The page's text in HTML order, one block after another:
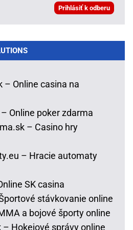
– Online casina na
Online poker zdarma
– Casino hry
– Hracie automaty
SK casina
stávkovanie online
a bojové športy online
– Hokejové správy online